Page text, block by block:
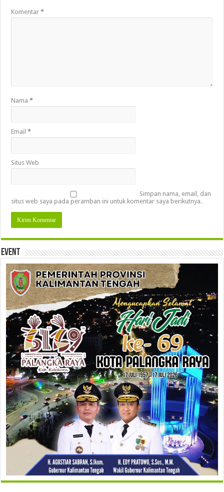
Komentar*
Nama*
Email*
Situs Web
Simpan nama, email, dan
situs web saya pada peramban ini untuk komentar saya berikutnya.
Event